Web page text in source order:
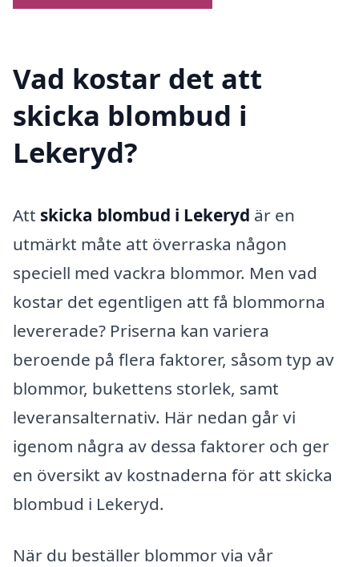
Vad kostar det att
skicka blombud i
Lekeryd?
Att skicka blombud i Lekeryd är en
utmärkt måte att överraska någon
speciell med vackra blommor. Men vad
kostar det egentligen att få blommorna
levererade? Priserna kan variera
beroende på flera faktorer, såsom typ av
blommor, bukettens storlek, samt
leveransalternativ. Här nedan går vi
igenom några av dessa faktorer och ger
en översikt av kostnaderna för att skicka
blombud i Lekeryd.
När du beställer blommor via vår